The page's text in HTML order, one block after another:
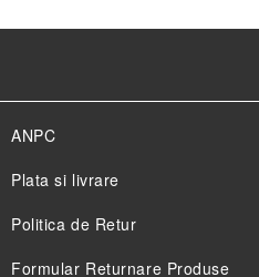
ANPC
Plata si livrare
Politica de Retur
Formular Returnare Produse